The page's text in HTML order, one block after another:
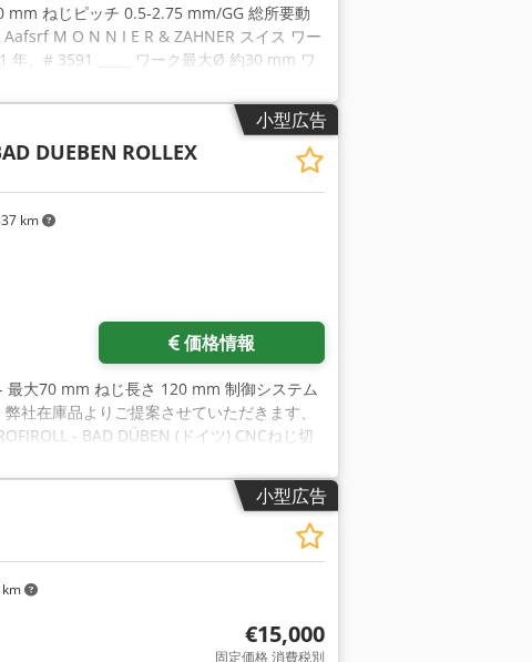
mm ねじピッチ 0.5-2.75 mm/GG 総所要動
M O N N I E R & ZAHNER スイス ワー
、# 3591 _____ ワーク最大Ø 約30 mm ワ
ール 約 1 スクリューフライト 1 工具とワー
イズ 約 70 x 16 mm 旋回ヘッド回転数 約
駆動 約 1.5 kW 合計駆動 約4.5 kW - 220
の製造に使用されます。 振動ボウルを介し
振動ボウルは、ワークピースを挿入するた
よびワーク ピーススピンドルヘッドのエジ
ランプ装置。 完成部品は排出され、回収
スライドはリードスクリューを介してねじ
ススライドの先端には、円錐ねじ用のテン
ジギアを介してワークヘッドに装備。 簡単
ウンター、オイルミスト抽出、クーラント
小型広告
km
DUEBEN ROLLEX
価格情報
最大70 mm ねじ長さ 120 mm 制御システム
社在庫品よりご提案させていただきます、
- BAD DÜBEN (ドイツ) CNCねじ切
調整 0.2～40トン 転造スピンドル Ø 120
29 kW - 400 V - 50 Hz 重量 約9,500 kg 付
ステムが装備されています。 メーカーが開
プロセスデータとワークデータを入力する
応できます。 他のワークサイズにも簡単か
ターは、モニター上にグラフィカルに表示
適化されたプロセスサイクルを提供しま
ークピース）センターローリング装置 (ギア
ランプ装置付きセンターホール ワークの位
小型広告
€15,000
固定価格 消費税別